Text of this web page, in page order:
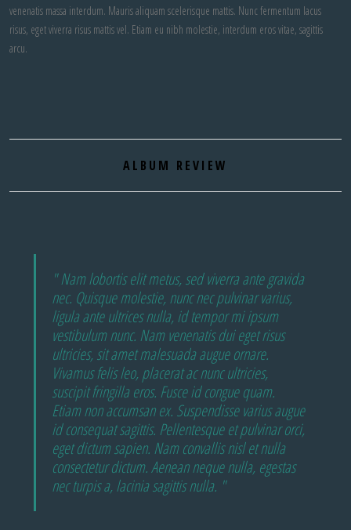
venenatis massa interdum. Mauris aliquam scelerisque mattis. Nunc fermentum lacus
risus, eget viverra risus mattis vel. Etiam eu nibh molestie, interdum eros vitae, sagittis
arcu.
ALBUM REVIEW
Nam lobortis elit metus, sed viverra ante gravida
nec. Quisque molestie, nunc nec pulvinar varius,
ligula ante ultrices nulla, id tempor mi ipsum
vestibulum nunc. Nam venenatis dui eget risus
ultricies, sit amet malesuada augue ornare.
Vivamus felis leo, placerat ac nunc ultricies,
suscipit fringilla eros. Fusce id congue quam.
Etiam non accumsan ex. Suspendisse varius augue
id consequat sagittis. Pellentesque et pulvinar orci,
eget dictum sapien. Nam convallis nisl et nulla
consectetur dictum. Aenean neque nulla, egestas
nec turpis a, lacinia sagittis nulla.